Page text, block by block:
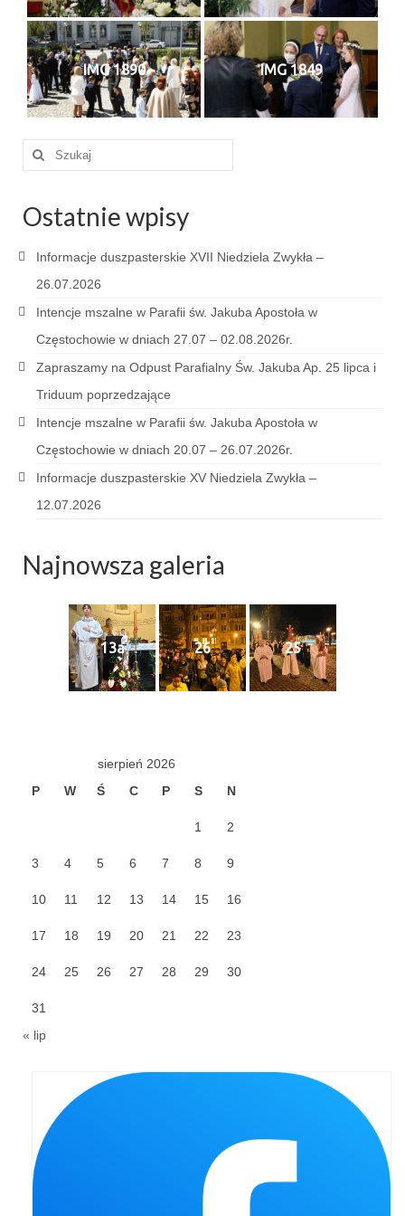
e-Katolik
Nabożeństwa
Nabożeństwa różne
Sakramenty
Sakrament eucharystii
Sakrament pojednania
Sakrament małżeństwa
Sakrament namaszczenia chorych
Galeria
Wielki Czwartek 02.04.2026
Wielki Piątek 03.04.2026
Wielka Sobota 04.04.2026
Godzina Miłosierdzia 12.04.2026
Zakończenie Oktawy Bożego Ciała
Odpust 2023
Niedziela Palmowa 2023
IMG 1890 IMG 1849
Szuklaj
Ostatnie wpisy
Informacje duszpasterskie XVII Niedziela Zwykła –
26.07.2026
Intencje mszalne w Parafii św. Jakuba Apostoła w
Częstochowie w dniach 27.07 – 02.08.2026r.
Zapraszamy na Odpust Parafialny Św. Jakuba Ap. 25 lipca i
Triduum poprzedzające
Intencje mszalne w Parafii św. Jakuba Apostoła w
Częstochowie w dniach 20.07 – 26.07.2026r.
Informacje duszpasterskie XV Niedziela Zwykła –
12.07.2026
Najnowsza galeria
13a 26 25
sierpień 2026
P
W Ś C P S N
1 2
3 4 5 6 7 8 9
10 11 12 13 14 15 16
17 18 19 20 21 22 23
24 25 26 27 28 29 30
31
« lip